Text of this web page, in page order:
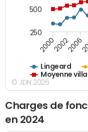
Lingeard
Moyenne
200020022006
250
500
© JDN 2026
Charges de
en 2024